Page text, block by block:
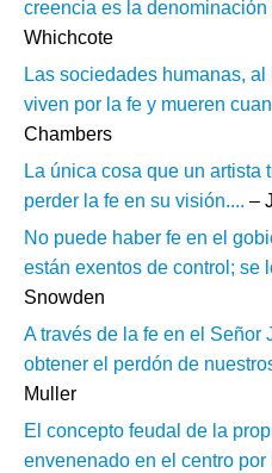
creencia es la denominación
Whichcote
Las sociedades humanas,
viven por la fe y mueren
Chambers
La única cosa que un artista
perder la fe en su visión.... –
No puede haber fe en el
están exentos de control; se
Snowden
A través de la fe en el Señor
obtener el perdón de
Muller
El concepto feudal de la
envenenado en el centro